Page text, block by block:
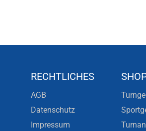
RECHTLICHES
AGB
Datenschutz
Impressum